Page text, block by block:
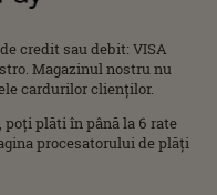
credit sau debit: VISA
Magazinul nostru nu
cardurilor clienților.
plăti în până la 6 rate
procesatorului de plăți